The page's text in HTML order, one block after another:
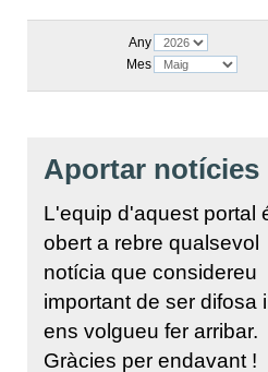
Any
Mes
Aportar notícies
L'equip d'aquest portal
obert a rebre qualsevol
notícia que considereu
important de ser difosa
ens volgueu fer arribar.
Gràcies per endavant !